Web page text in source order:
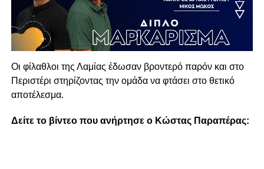
Oι φίλαθλοι της Λαμίας έδωσαν βροντερό παρόν και στο
Περιστέρι στηρίζοντας την ομάδα να φτάσει στο θετικό
αποτέλεσμα.
Δείτε το βίντεο που ανήρτησε ο Κώστας Παραπέρας: